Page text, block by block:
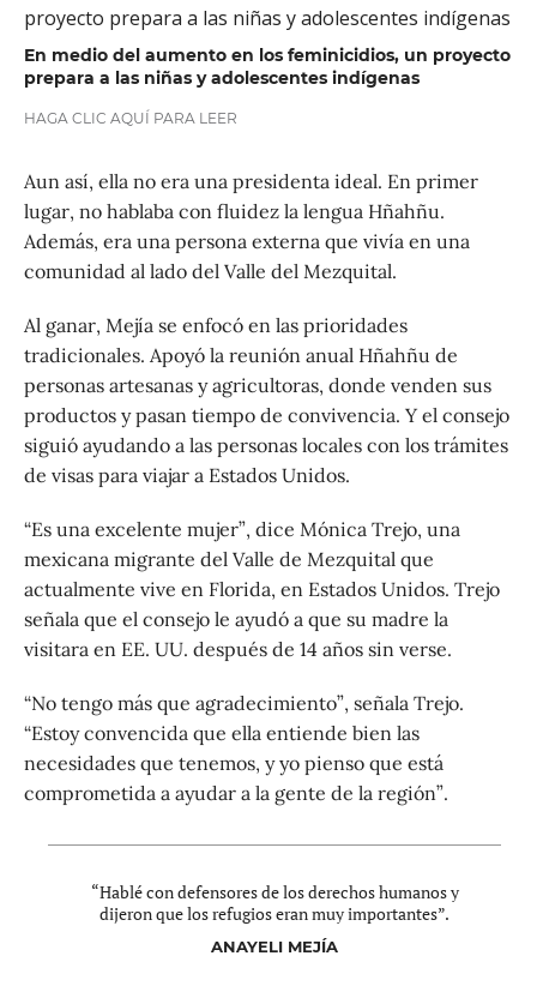
En medio del aumento en los feminicidios, un proyecto
prepara a las niñas y adolescentes indígenas
HAGA CLIC AQUÍ PARA LEER
Aun así, ella no era una presidenta ideal. En primer
lugar, no hablaba con fluidez la lengua Hñahñu.
Además, era una persona externa que vivía en una
comunidad al lado del Valle del Mezquital.
Al ganar, Mejía se enfocó en las prioridades
tradicionales. Apoyó la reunión anual Hñahñu de
personas artesanas y agricultoras, donde venden sus
productos y pasan tiempo de convivencia. Y el consejo
siguió ayudando a las personas locales con los trámites
de visas para viajar a Estados Unidos.
“Es una excelente mujer”, dice Mónica Trejo, una
mexicana migrante del Valle de Mezquital que
actualmente vive en Florida, en Estados Unidos. Trejo
señala que el consejo le ayudó a que su madre la
visitara en EE. UU. después de 14 años sin verse.
“No tengo más que agradecimiento”, señala Trejo.
“Estoy convencida que ella entiende bien las
necesidades que tenemos, y yo pienso que está
comprometida a ayudar a la gente de la región”.
“Hablé con defensores de los derechos humanos y
dijeron que los refugios eran muy importantes”.
ANAYELI MEJÍA